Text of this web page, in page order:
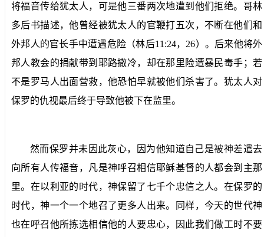
将福音传给犹太人，可是他三番两次地遭到他们拒绝。哥林
多后书描述，他曾经被犹太人的官鞭打五次，不断在他们和
外邦人的官长手中遭遇危险（林后11:24， 26）。后来他将外
邦人教会的捐献带到耶路撒冷，却在那里险遭暴民毒手；若
不是罗马人出面营救，他恐怕早就被他们杀害了。犹太人对
保罗的仇视最后终于导致他被下在监里。
然而保罗并未因此灰心，因为他知道自己是被神差遣去
向所有人传福音，凡是神呼召相信耶稣基督的人都会到主那
里。在以利亚的时代，神保留了七千个忠信之人。在保罗的
时代，神一个一个地召了更多人出来。同样，今天的世代神
也在呼召他所拣选相信他的人要忠心，因此我们做工时不要